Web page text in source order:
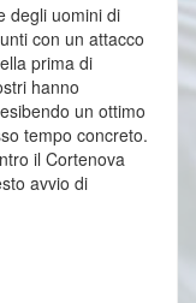
degli uomini di
con un attacco
prima di
hanno
un ottimo
tempo concreto.
il Cortenova
avvio di